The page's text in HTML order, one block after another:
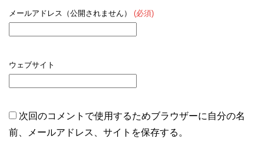
メールアドレス（公開されません） (必須)
ウェブサイト
次回のコメントで使用するためブラウザーに自分の名
前、メールアドレス、サイトを保存する。